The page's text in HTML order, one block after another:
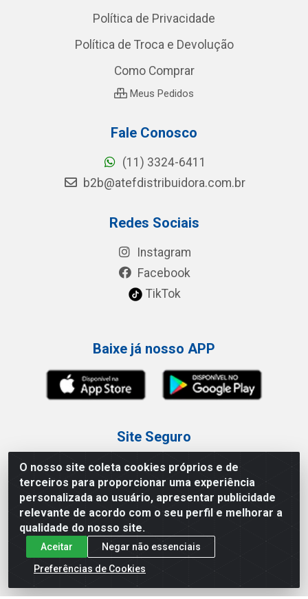
O nosso site coleta cookies próprios e de
terceiros para proporcionar uma experiência
personalizada ao usuário, apresentar publicidade
relevante de acordo com o seu perfil e melhorar a
qualidade do nosso site.
Aceitar
Negar não essenciais
Preferências de Cookies
Política de Privacidade
Política de Troca e Devolução
Como Comprar
Meus Pedidos
Fale Conosco
(11) 3324-6411
b2b@atefdistribuidora.com.br
Redes Sociais
Instagram
Facebook
TikTok
Baixe já nosso APP
Site Seguro
Loja / Showroom
Tel.: (11) 3227-0546
Av Vautier, 587/597 - Pari - São Paulo/SP